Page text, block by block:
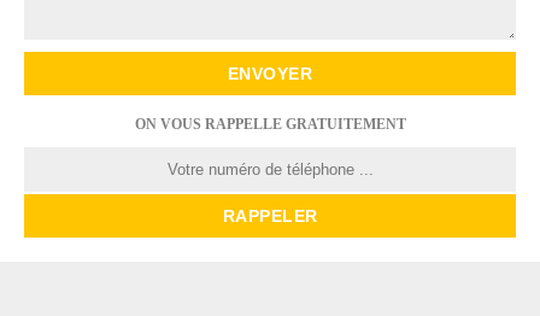
ON VOUS RAPPELLE GRATUITEMENT